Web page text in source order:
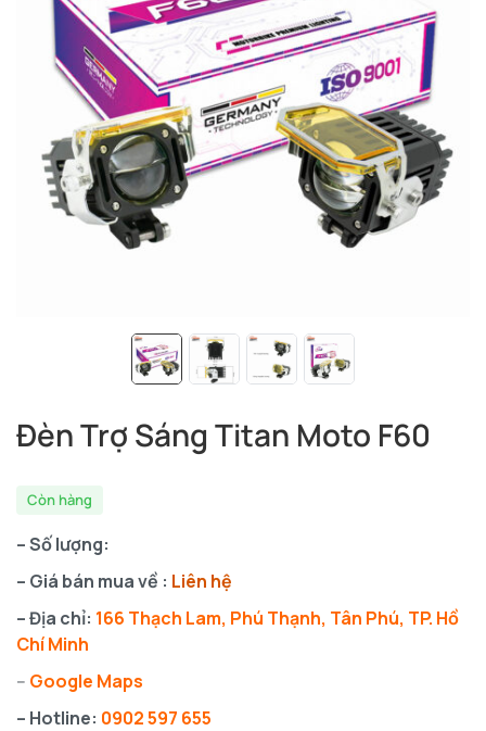
Đèn Trợ Sáng Titan Moto F60
Còn hàng
– Số lượng:
– Giá bán mua về : Liên hệ
– Địa chỉ: 166 Thạch Lam, Phú Thạnh, Tân Phú, TP. Hồ
Chí Minh
– Google Maps
– Hotline: 0902 597 655